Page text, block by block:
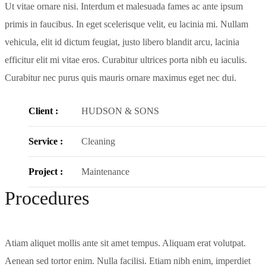
Ut vitae ornare nisi. Interdum et malesuada fames ac ante ipsum
primis in faucibus. In eget scelerisque velit, eu lacinia mi. Nullam
vehicula, elit id dictum feugiat, justo libero blandit arcu, lacinia
efficitur elit mi vitae eros. Curabitur ultrices porta nibh eu iaculis.
Curabitur nec purus quis mauris ornare maximus eget nec dui.
Client : HUDSON & SONS
Service : Cleaning
Project : Maintenance
Procedures
Atiam aliquet mollis ante sit amet tempus. Aliquam erat volutpat.
Aenean sed tortor enim. Nulla facilisi. Etiam nibh enim, imperdiet